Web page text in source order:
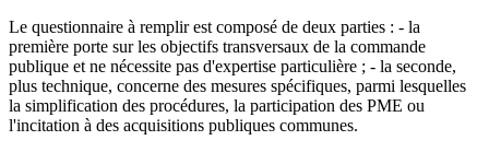
Le questionnaire à remplir est composé de deux parties : - la
première porte sur les objectifs transversaux de la commande
publique et ne nécessite pas d'expertise particulière ; - la seconde,
plus technique, concerne des mesures spécifiques, parmi lesquelles
la simplification des procédures, la participation des PME ou
l'incitation à des acquisitions publiques communes.